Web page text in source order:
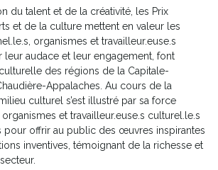
du talent et de la créativité, les Prix
et de la culture mettent en valeur les
organismes et travailleur.euse.s
leur audace et leur engagement, font
des régions de la Capitale-
Appalaches. Au cours de la
culturel s’est illustré par sa force
et travailleur.euse.s culturel.le.s
pour offrir au public des œuvres inspirantes
inventives, témoignant de la richesse et